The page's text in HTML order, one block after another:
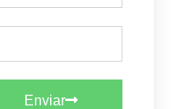
Enviar